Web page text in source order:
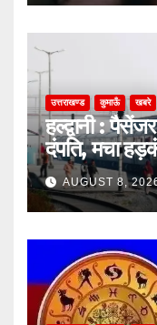
उत्तराखण्ड कुमाऊँ खबरे
हल्द्वानी :
दंपति, मचा
AUGUST 8,